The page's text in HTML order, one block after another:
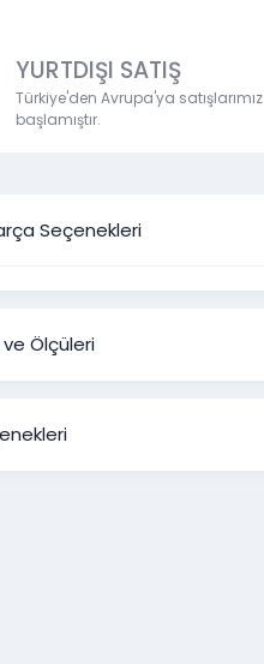
YURTDIŞI SATIŞ
Türkiye'den Avrupa'ya satışlarımız
başlamıştır.
Seçenekleri
ve Ölçüleri